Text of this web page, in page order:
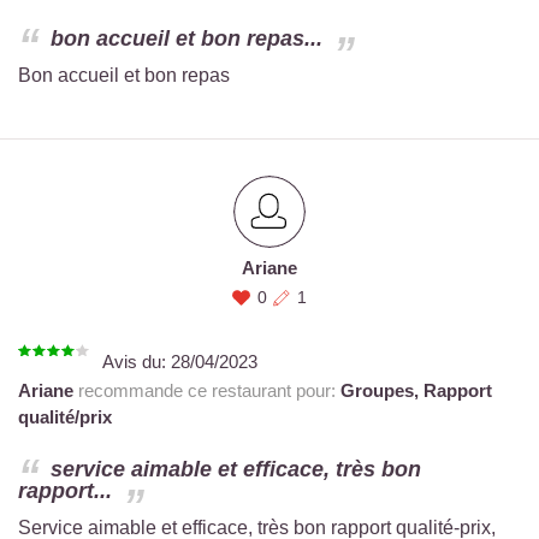
bon accueil et bon repas...
Bon accueil et bon repas
Ariane
0 1
Avis du: 28/04/2023
Ariane recommande ce restaurant pour: Groupes, Rapport
qualité/prix
service aimable et efficace, très bon
rapport...
Service aimable et efficace, très bon rapport qualité-prix,